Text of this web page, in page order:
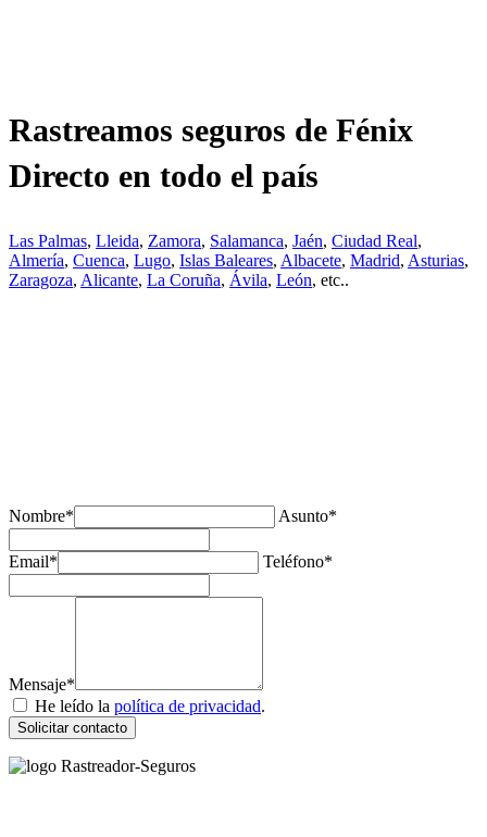
Rastreamos seguros de Fénix
Directo en todo el país
Las Palmas, Lleida, Zamora, Salamanca, Jaén, Ciudad Real,
Almería, Cuenca, Lugo, Islas Baleares, Albacete, Madrid, Asturias,
Zaragoza, Alicante, La Coruña, Ávila, León, etc..
Nombre* Asunto*
Email* Teléfono*
Mensaje*
He leído la política de privacidad.
Solicitar contacto